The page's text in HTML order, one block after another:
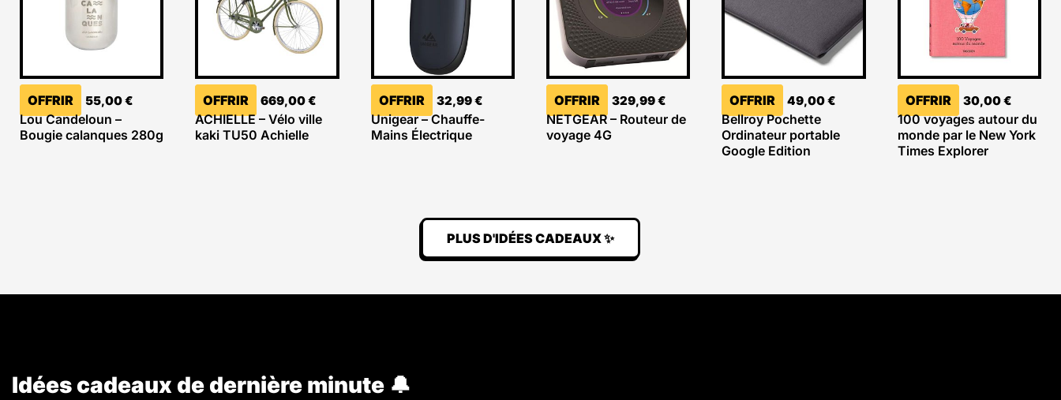
OFFRIR 55,00€
Lou Candeloun –
Bougie calanques 280g
OFFRIR 669,00€
ACHIELLE – Vélo ville
kaki TU50 Achielle
OFFRIR 32,99€
Unigear – Chauffe-
Mains Électrique
OFFRIR 329,99€
NETGEAR – Routeur de
voyage 4G
OFFRIR 49,00€
Bellroy Pochette
Ordinateur portable
Google Edition
OFFRIR 30,00€
100 voyages autour du
monde par le New York
Times Explorer
PLUS D'IDÉES CADEAUX ✨
Idées cadeaux de dernière minute 🔔